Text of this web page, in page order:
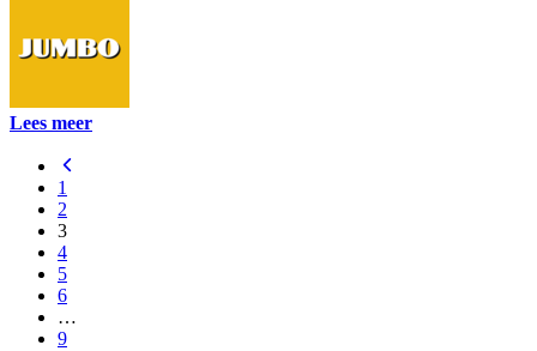
Lees meer
1
2
3
4
5
6
…
9